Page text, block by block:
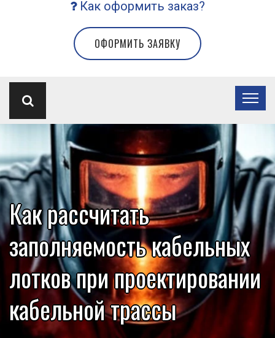
Как оформить заказ?
ОФОРМИТЬ ЗАЯВКУ
Как рассчитать
заполняемость кабельных
лотков при проектировании
кабельной трассы